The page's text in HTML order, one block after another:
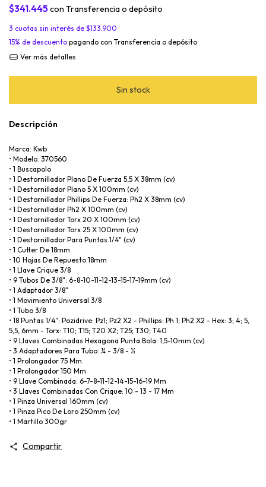
$341.445 con Transferencia o depósito
3 cuotas sin interés de $133.900
15% de descuento pagando con Transferencia o depósito
Ver más detalles
Descripción
Marca: Kwb
• Modelo: 370560
• 1 Buscapolo
• 1 Destornillador Plano De Fuerza 5,5 X 38mm (cv)
• 1 Destornillador Plano 5 X 100mm (cv)
• 1 Destornillador Phillips De Fuerza: Ph2 X 38mm (cv)
• 1 Destornillador Ph2 X 100mm (cv)
• 1 Destornillador Torx 20 X 100mm (cv)
• 1 Destornillador Torx 25 X 100mm (cv)
• 1 Destornillador Para Puntas 1/4" (cv)
• 1 Cutter De 18mm
• 10 Hojas De Repuesto 18mm
• 1 Llave Crique 3/8
• 9 Tubos De 3/8": 6-8-10-11-12-13-15-17-19mm (cv)
• 1 Adaptador 3/8"
• 1 Movimiento Universal 3/8
• 1 Tubo 3/8
• 18 Puntas 1/4": Pozidrive: Pz1; Pz2 X2 - Phillips: Ph 1; Ph2 X2 - Hex: 3; 4; 5,
5,5, 6mm - Torx: T10; T15; T20 X2; T25; T30; T40
• 9 Llaves Combinadas Hexagona Punta Bola: 1,5-10mm (cv)
• 3 Adaptadores Para Tubo: ¼ - 3/8 - ½
• 1 Prolongador 75 Mm
• 1 Prolongador 150 Mm
• 9 Llave Combinada: 6-7-8-11-12-14-15-16-19 Mm
• 3 Llaves Combinadas Con Crique: 10 - 13 - 17 Mm
• 1 Pinza Universal 160mm (cv)
• 1 Pinza Pico De Loro 250mm (cv)
• 1 Martillo 300gr
Compartir